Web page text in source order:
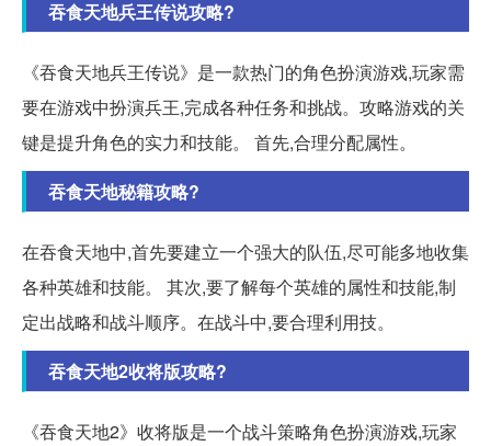
吞食天地兵王传说攻略?
《吞食天地兵王传说》是一款热门的角色扮演游戏,玩家需
要在游戏中扮演兵王,完成各种任务和挑战。攻略游戏的关
键是提升角色的实力和技能。 首先,合理分配属性。
吞食天地秘籍攻略?
在吞食天地中,首先要建立一个强大的队伍,尽可能多地收集
各种英雄和技能。 其次,要了解每个英雄的属性和技能,制
定出战略和战斗顺序。在战斗中,要合理利用技。
吞食天地2收将版攻略?
《吞食天地2》收将版是一个战斗策略角色扮演游戏,玩家